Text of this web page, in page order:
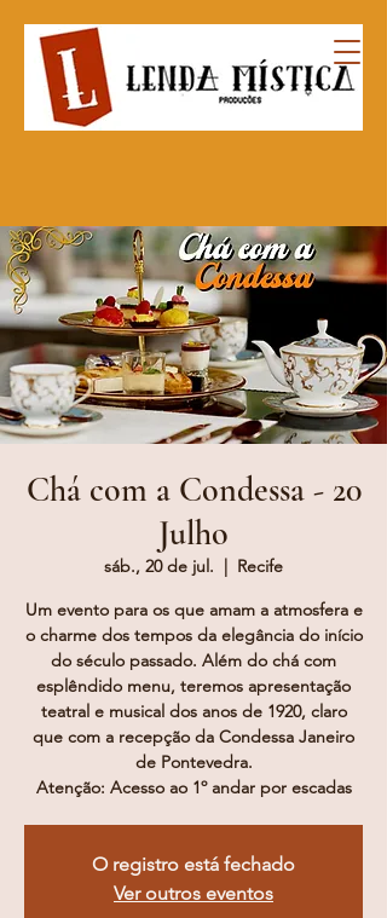
Chá com a Condessa - 20
Julho
sáb., 20 de jul.
  |
Recife
Um evento para os que amam a atmosfera e
o charme dos tempos da elegância do início
do século passado. Além do chá com
esplêndido menu, teremos apresentação
teatral e musical dos anos de 1920, claro
que com a recepção da Condessa Janeiro
de Pontevedra.
Atenção: Acesso ao 1º andar por escadas
O registro está fechado
Ver outros eventos